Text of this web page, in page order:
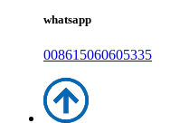
whatsapp
008615060605335